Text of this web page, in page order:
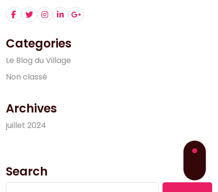
Categories
Le Blog du Village
Non classé
Archives
juillet 2024
Search